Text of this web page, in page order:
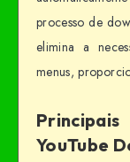
processo de
elimina a
menus,
Principais
YouTube